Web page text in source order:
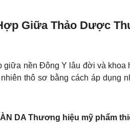
Giữa Thảo Dược
giữa nền Đông Y lâu đời và khoa
thô sơ bằng cách áp dụng
DA Thương hiệu mỹ phẩm